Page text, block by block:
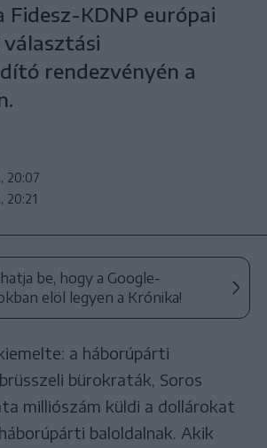
Fidesz-KDNP európai
rendezvényén a
20:07
20:21
be, hogy a Google-
elöl legyen a Krónika!
a háborúpárti
bürokraták, Soros
milliószám küldi a dollárokat
baloldalnak. Akik